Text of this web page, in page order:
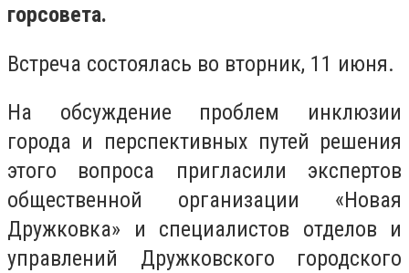
горсовета.
Встреча состоялась во вторник, 11 июня.
На обсуждение проблем инклюзии
города и перспективных путей решения
этого вопроса пригласили экспертов
общественной организации «Новая
Дружковка» и специалистов отделов и
управлений Дружковского городского